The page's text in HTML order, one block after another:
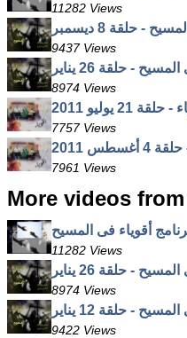
11282 Views
- حلقة 8 ديسمبر
9437 Views
- حلقة 26 يناير
8974 Views
حلقة 21 يوليو 2011
7757 Views
أغسطس 2011
7961 Views
More videos
أقوياء فى المسيح
11282 Views
- حلقة 26 يناير
8974 Views
- حلقة 12 يناير
9422 Views